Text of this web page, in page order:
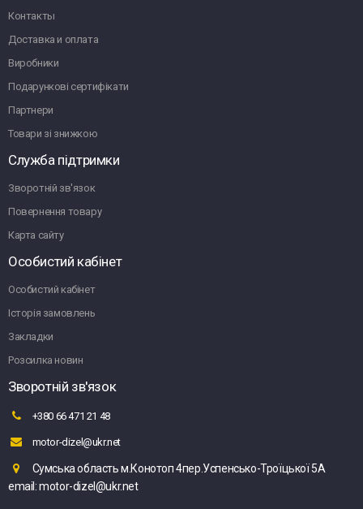
Контакты
Доставка и оплата
Виробники
Подарункові сертифікати
Партнери
Товари зі знижкою
Служба підтримки
Зворотній зв'язок
Повернення товару
Карта сайту
Особистий кабінет
Особистий кабінет
Історія замовлень
Закладки
Розсилка новин
Зворотній зв'язок
+380 66 471 21 48
motor-dizel@ukr.net
Сумська область м.Конотоп 4пер.Успенсько-Троїцької 5А
email: motor-dizel@ukr.net